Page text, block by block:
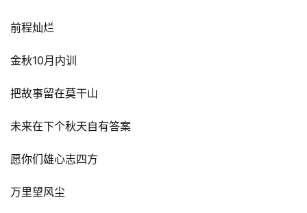
前程灿烂
金秋10月内训
把故事留在莫干山
未来在下个秋天自有答案
愿你们雄心志四方
万里望风尘